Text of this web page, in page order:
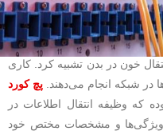
خون در بدن تشبیه کرد‌. کاری
در شبکه انجام می‌دهند. پچ کورد
که وظیفه انتقال اطلاعات در
ویژگی‌ها و مشخصات مختص خود